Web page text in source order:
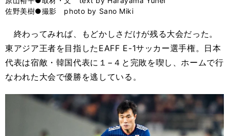
バ
佐野美樹●撮影 photo by Sano Miki
終わってみれば、もどかしさだけが残る大会だった。
東アジア王者を目指したEAFF E-1サッカー選手権。日本
代表は宿敵・韓国代表に１−４と完敗を喫し、ホームで行
なわれた大会で優勝を逃している。